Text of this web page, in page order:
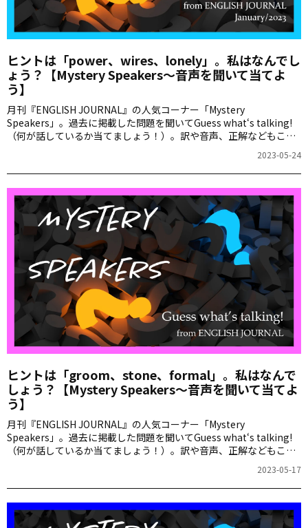
ヒントは「power、wires、lonely」。私はなんでし
ょう？【Mystery Speakers～音声を聞いて当てよ
う】
月刊『ENGLISH JOURNAL』の人気コーナー「Mystery
Speakers」。過去に掲載した問題を聞いてGuess what‘s talking!
（何が話しているか当てましょう！）。訳や音声、正解などもこち
2023-05-24
ヒントは「groom、stone、formal」。私はなんで
しょう？【Mystery Speakers～音声を聞いて当てよ
う】
月刊『ENGLISH JOURNAL』の人気コーナー「Mystery
Speakers」。過去に掲載した問題を聞いてGuess what‘s talking!
（何が話しているか当てましょう！）。訳や音声、正解などもこち
2023-05-17